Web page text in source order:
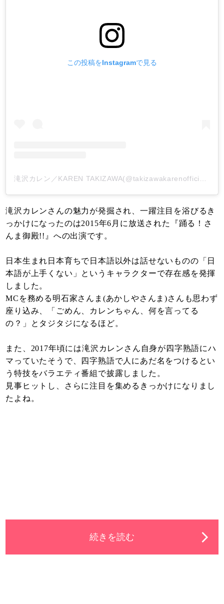
この投稿をInstagramで見る
滝沢カレン／KAREN TAKIZAWA(@takizawakarenofficial)がシェアした投稿
滝沢カレンさんの魅力が発掘され、一躍注目を浴びるき
っかけになったのは2015年6月に放送された『踊る！さ
んま御殿!!』への出演です。
日本生まれ日本育ちで日本語以外は話せないものの「日
本語が上手くない」というキャラクターで存在感を発揮
しました。
MCを務める明石家さんま(あかしやさんま)さんも思わず
座り込み、「ごめん、カレンちゃん、何を言ってる
の？」とタジタジになるほど。
また、2017年頃には滝沢カレンさん自身が四字熟語にハ
マっていたそうで、四字熟語で人にあだ名をつけるとい
う特技をバラエティ番組で披露しました。
見事ヒットし、さらに注目を集めるきっかけになりまし
たよね。
続きを読む